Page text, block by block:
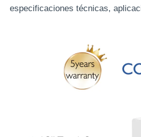
especificaciones técnicas,